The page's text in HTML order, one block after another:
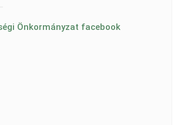
Önkormányzat facebook